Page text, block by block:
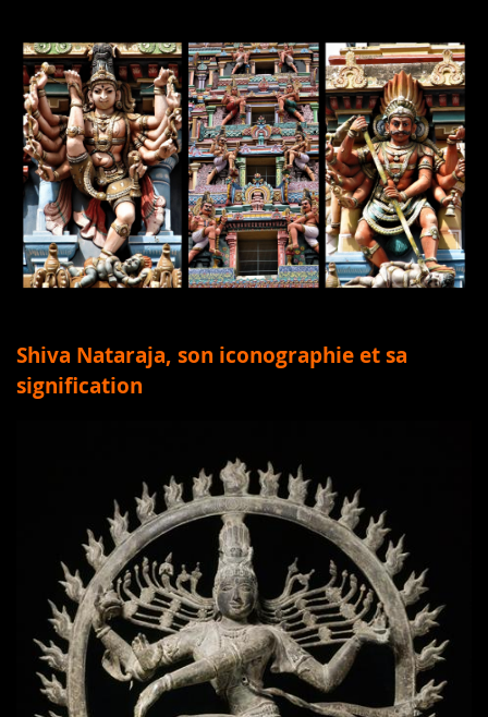
Shiva Nataraja, son iconographie et sa
signification